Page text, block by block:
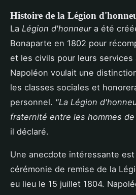
Histoire de la Légion
La Légion d'honneura été
Bonaparte en 1802 pour
et les civils pour leurs services
Napoléon voulait une
les classes sociales et
personnel. "La Légion
fraternité entre les hommes
il déclaré.
Une anecdote intéressante
cérémonie de remise de la
eu lieu le 15 juillet 1804.